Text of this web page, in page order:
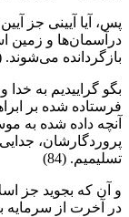
پس، آيا آيينى جز
درآسمان‌ها و زمين
بازگردانده مى‌شوند.
بگو گراييديم به
فرستاده شده بر
آنچه داده شده به
پروردگارشان،
تسليميم. (84)
و آن كه بجويد جز
در آخرت از سرمايه